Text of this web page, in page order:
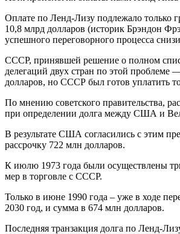
Оплате по Ленд-Лизу подлежало только
10,8 млрд долларов (историк Брэндон
успешного переговорного процесса
СССР, принявшей решение о полном
делегаций двух стран по этой
долларов, но СССР был готов уплатить
По мнению советского правительства,
при определении долга между США и
В результате США согласились с этим
рассрочку 722 млн долларов.
К июлю 1973 года были осуществлены
мер в торговле с СССР.
Только в июне 1990 года – уже в ходе
2030 год, и сумма в 674 млн долларов.
Последняя транзакция долга по Ленд-